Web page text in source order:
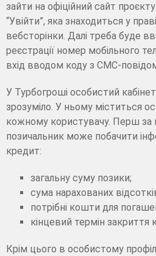
зайти на офіційний сайт
“Увійти”, яка знаходиться у
вебсторінки. Далі треба буде
реєстрації номер мобільного
вхід вводом коду з СМС-
У Турбогроші особистий
зрозуміло. У ньому міститься
кожному користувачу. Перш за
позичальник може побачити
кредит:
загальну суму позики;
сума нарахованих
потрібні кошти для
кінцевий термін закриття
Крім цього в особистому